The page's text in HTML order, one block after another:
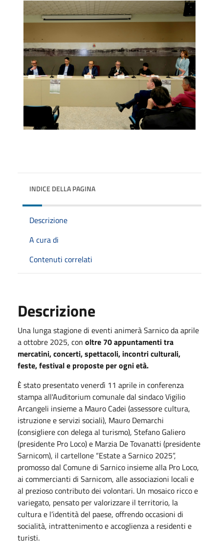
INDICE DELLA PAGINA
Descrizione
A cura di
Contenuti correlati
Descrizione
Una lunga stagione di eventi animerà Sarnico da aprile
a ottobre 2025, con oltre 70 appuntamenti tra
mercatini, concerti, spettacoli, incontri culturali,
feste, festival e proposte per ogni età.
È stato presentato venerdì 11 aprile in conferenza
stampa all'Auditorium comunale dal sindaco Vigilio
Arcangeli insieme a Mauro Cadei (assessore cultura,
istruzione e servizi sociali), Mauro Demarchi
(consigliere con delega al turismo), Stefano Galiero
(presidente Pro Loco) e Marzia De Tovanatti (presidente
Sarnicom), il cartellone “Estate a Sarnico 2025”,
promosso dal Comune di Sarnico insieme alla Pro Loco,
ai commercianti di Sarnicom, alle associazioni locali e
al prezioso contributo dei volontari. Un mosaico ricco e
variegato, pensato per valorizzare il territorio, la
cultura e l’identità del paese, offrendo occasioni di
socialità, intrattenimento e accoglienza a residenti e
turisti.